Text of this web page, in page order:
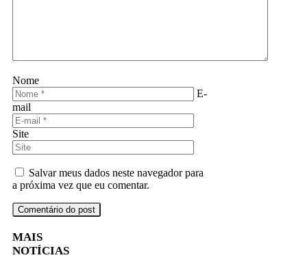
Nome
E-
mail
Site
Salvar meus dados neste navegador para
a próxima vez que eu comentar.
MAIS
NOTÍCIAS